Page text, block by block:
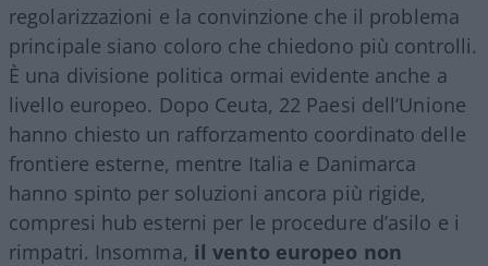
regolarizzazioni e la convinzione che il problema
principale siano coloro che chiedono più controlli.
È una divisione politica ormai evidente anche a
livello europeo. Dopo Ceuta, 22 Paesi dell’Unione
hanno chiesto un rafforzamento coordinato delle
frontiere esterne, mentre Italia e Danimarca
hanno spinto per soluzioni ancora più rigide,
compresi hub esterni per le procedure d’asilo e i
rimpatri. Insomma, il vento europeo non